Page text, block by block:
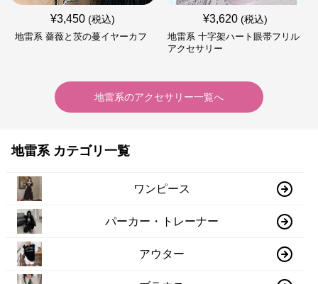
¥3,450 (税込)
地雷系 薔薇と茨の蔓イヤーカフ
¥3,620 (税込)
地雷系 十字架ハート眼帯フリル
アクセサリー
地雷系のアクセサリー一覧へ
地雷系 カテゴリ一覧
ワンピース
パーカー・トレーナー
アウター